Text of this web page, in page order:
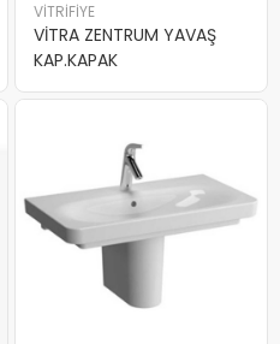
VİTRİFİYE
VİTRA ZENTRUM YAVAŞ
KAP.KAPAK